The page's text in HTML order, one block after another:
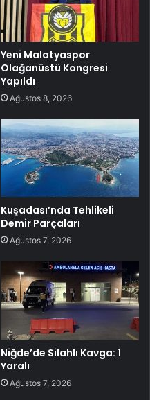
Yeni Malatyaspor
Olağanüstü Kongresi
Yapıldı
Ağustos 8, 2026
Kuşadası’nda Tehlikeli
Demir Parçaları
Ağustos 7, 2026
Niğde’de Silahlı Kavga: 1
Yaralı
Ağustos 7, 2026